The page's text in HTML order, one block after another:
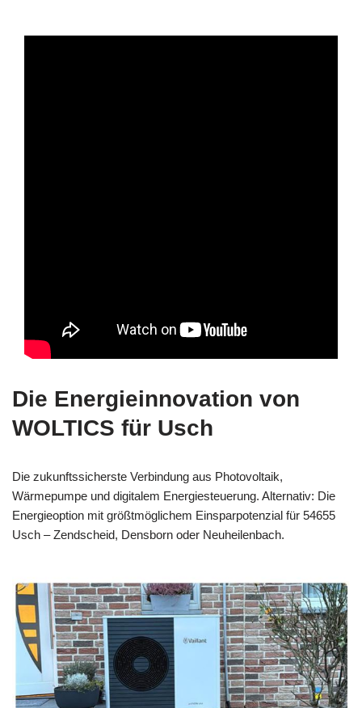
Die Energieinnovation von
WOLTICS für Usch
Die zukunftssicherste Verbindung aus Photovoltaik,
Wärmepumpe und digitalem Energiesteuerung. Alternativ: Die
Energieoption mit größtmöglichem Einsparpotenzial für 54655
Usch – Zendscheid, Densborn oder Neuheilenbach.